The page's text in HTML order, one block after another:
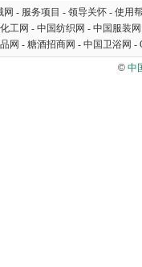
网 - 服务项目 - 领导关怀 - 使用
工网 - 中国纺织网 - 中国服装网
网 - 糖酒招商网 - 中国卫浴网 -
© 中